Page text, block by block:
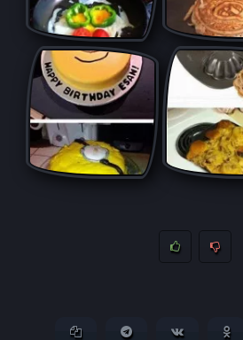
Копировать ссылку
Поделиться в